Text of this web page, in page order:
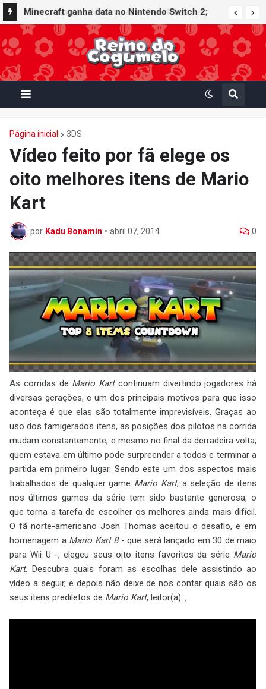
Minecraft ganha data no Nintendo Switch 2;
Super Mario Mash-Up receberá atualização
gráfica exclusiva
Página inicial 3DS
Vídeo feito por fã elege os
oito melhores itens de Mario
Kart
por Kadu Bonamin • abril 07, 2014 0
As corridas de Mario Kartcontinuam divertindo jogadores há
diversas gerações, e um dos principais motivos para que isso
aconteça é que elas são totalmente imprevisíveis. Graças ao
uso dos famigerados itens, as posições dos pilotos na corrida
mudam constantemente, e mesmo no final da derradeira volta,
quem estava em último pode surpreender a todos e terminar a
partida em primeiro lugar. Sendo este um dos aspectos mais
trabalhados de qualquer game Mario Kart, a seleção de itens
nos últimos games da série tem sido bastante generosa, o
que torna a tarefa de escolher os melhores ainda mais difícil.
O fã norte-americano Josh Thomas aceitou o desafio, e em
homenagem a Mario Kart 8- que será lançado em 30 de maio
para Wii U -, elegeu seus oito itens favoritos da série Mario
Kart. Descubra quais foram as escolhas dele assistindo ao
vídeo a seguir, e depois não deixe de nos contar quais são os
seus itens prediletos de Mario Kart, leitor(a). ,